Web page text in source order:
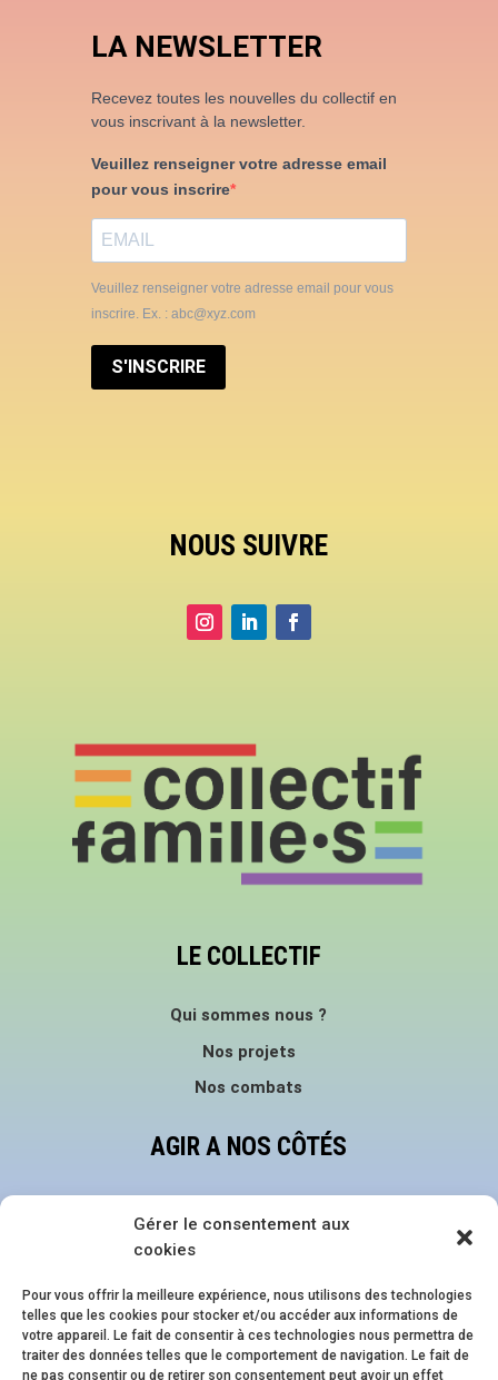
Gérer le consentement aux
cookies
Pour vous offrir la meilleure expérience, nous utilisons des technologies
telles que les cookies pour stocker et/ou accéder aux informations de
votre appareil. Le fait de consentir à ces technologies nous permettra de
traiter des données telles que le comportement de navigation. Le fait de
ne pas consentir ou de retirer son consentement peut avoir un effet
LA NEWSLETTER
Recevez toutes les nouvelles du collectif en
vous inscrivant à la newsletter.
Veuillez renseigner votre adresse email
pour vous inscrire
Veuillez renseigner votre adresse email pour vous
inscrire. Ex. : abc@xyz.com
S'INSCRIRE
NOUS SUIVRE
LE COLLECTIF
Qui sommes nous ?
Nos projets
Nos combats
AGIR A NOS CÔTÉS
Devenir bénévole
NOS ÉVÈNEMENTS